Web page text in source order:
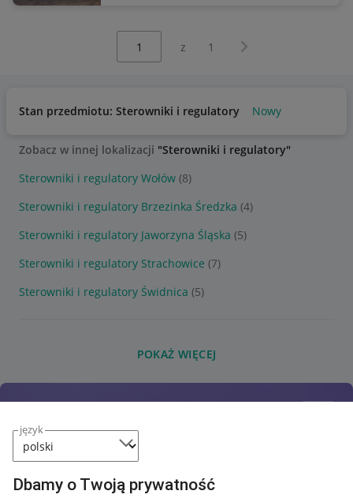
język
Dbamy o Twoją prywatność
z 1 Następna strona
Stan przedmiotu: Sterowniki i regulatory Nowy
Zobacz w innej lokalizacji "Sterowniki i regulatory"
Sterowniki i regulatory Wołów (8)
Sterowniki i regulatory Brzezinka Średzka (4)
Sterowniki i regulatory Jaworzyna Śląska (5)
Sterowniki i regulatory Strachowice (7)
Sterowniki i regulatory Świdnica (5)
POKAŻ WIĘCEJ